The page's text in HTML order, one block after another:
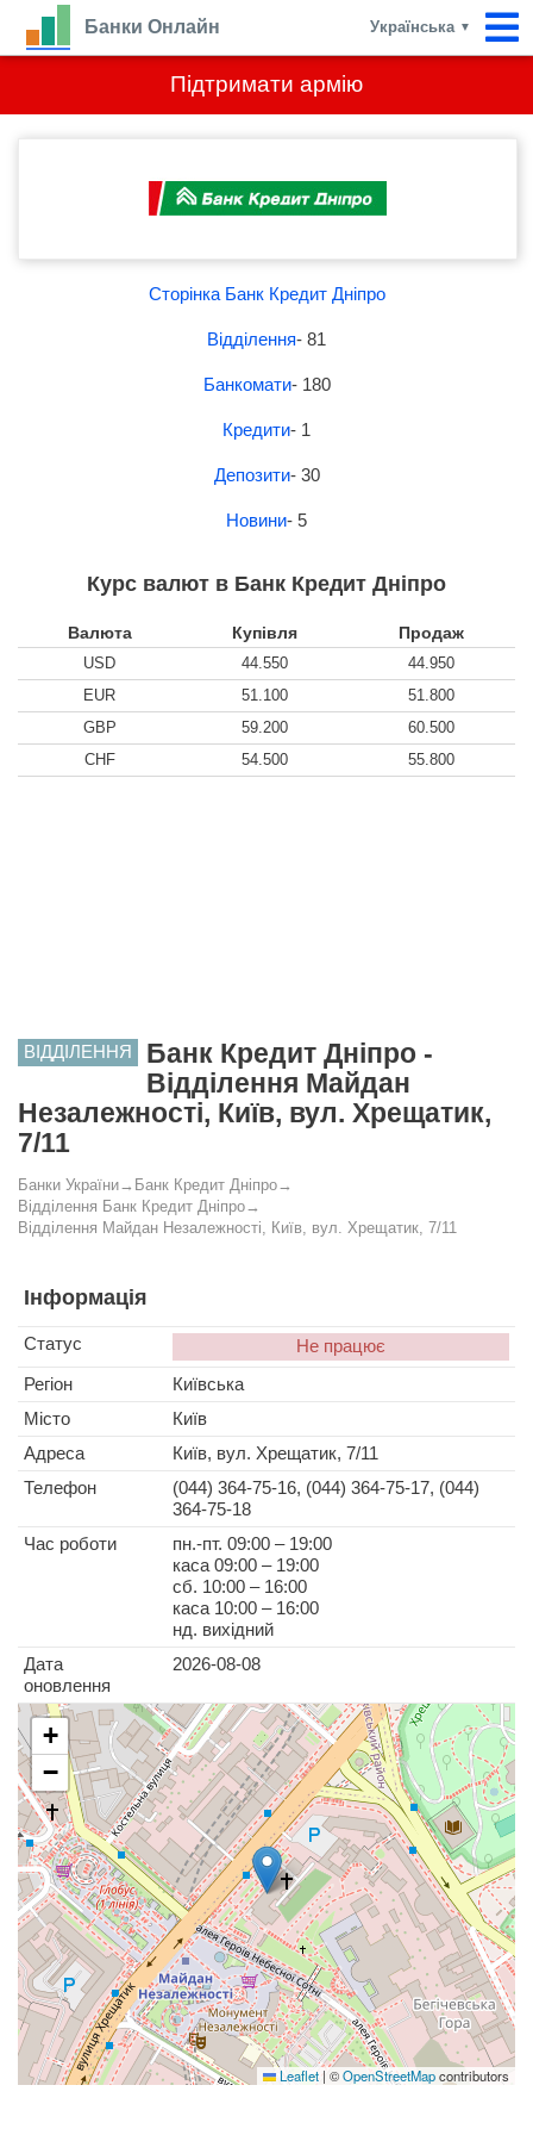
Підтримати армію
Банки Онлайн Українська ▼
Сторінка Банк Кредит Дніпро
Відділення- 81
Банкомати- 180
Кредити- 1
Депозити- 30
Новини- 5
Курс валют в Банк Кредит Дніпро
Валюта Купівля Продаж
USD 44.550
44.950
EUR
51.100
51.800
GBP
59.200
60.500
CHF
54.500 55.800
ВІДДІЛЕННЯ
Банк Кредит Дніпро -
Відділення Майдан
Незалежності, Київ, вул. Хрещатик,
7/11
Банки України→ Банк Кредит Дніпро→
Відділення Банк Кредит Дніпро→
Відділення Майдан Незалежності, Київ, вул. Хрещатик, 7/11
Інформація
Статус
Не працює
Регіон
Київська
Місто
Київ
Адреса
Київ, вул. Хрещатик, 7/11
Телефон
(044) 364-75-16, (044) 364-75-17, (044)
364-75-18
Час роботи
пн.-пт. 09:00 – 19:00
каса 09:00 – 19:00
сб. 10:00 – 16:00
каса 10:00 – 16:00
нд. вихідний
Дата
оновлення
2026-08-08
+
−
Leaflet | ©OpenStreetMapcontributors